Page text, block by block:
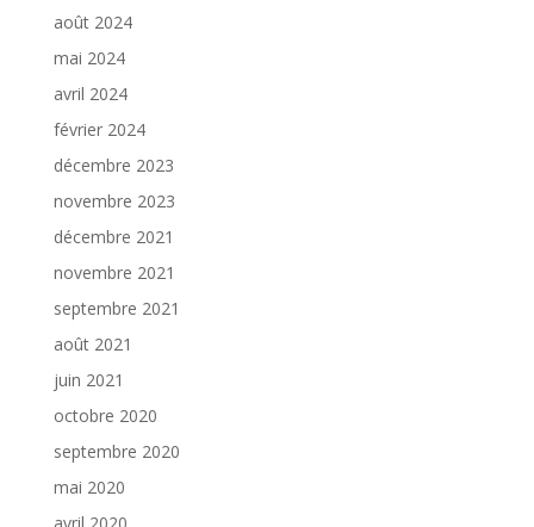
août 2024
mai 2024
avril 2024
février 2024
décembre 2023
novembre 2023
décembre 2021
novembre 2021
septembre 2021
août 2021
juin 2021
octobre 2020
septembre 2020
mai 2020